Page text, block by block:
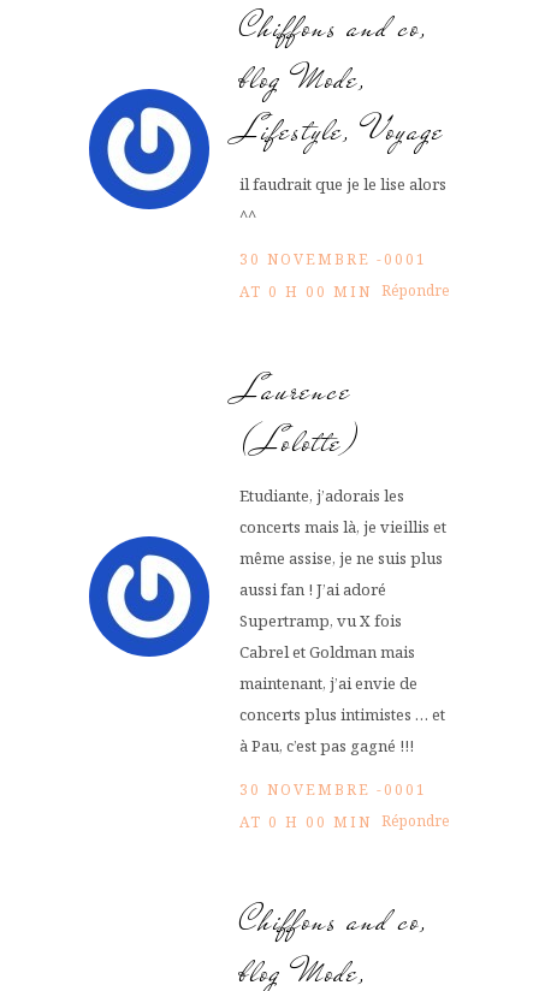
Chiffons and co,
blog Mode,
Lifestyle, Voyage
il faudrait que je le lise alors
^^
30 NOVEMBRE -0001
AT 0 H 00 MIN Répondre
Laurence
(Lolotte)
Etudiante, j’adorais les
concerts mais là, je vieillis et
même assise, je ne suis plus
aussi fan ! J’ai adoré
Supertramp, vu X fois
Cabrel et Goldman mais
maintenant, j’ai envie de
concerts plus intimistes … et
à Pau, c’est pas gagné !!!
30 NOVEMBRE -0001
AT 0 H 00 MIN Répondre
Chiffons and co,
blog Mode,